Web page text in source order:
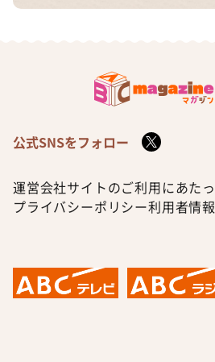
公式SNSをフォロー
運営会社サイトのご利用にあた
プライバシーポリシー利用者情